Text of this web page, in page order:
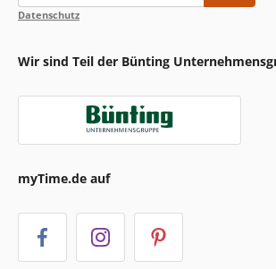
Datenschutz
Wir sind Teil der Bünting
myTime.de auf